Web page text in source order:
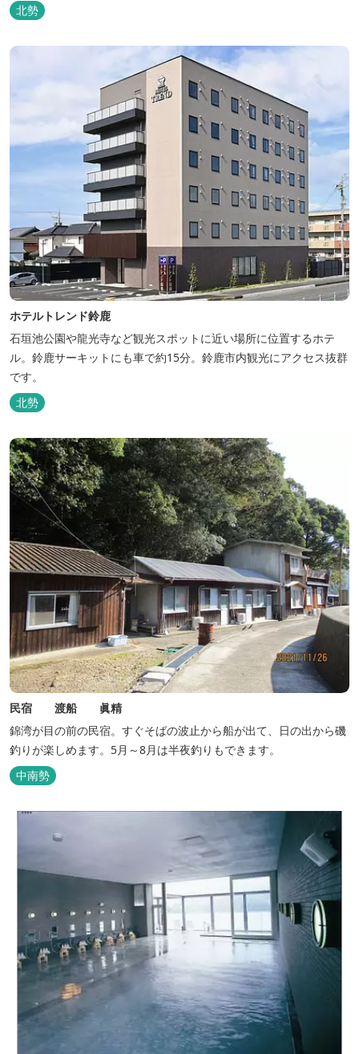
けます。
北勢
ホテルトレンド鈴鹿
石垣池公園や龍光寺など観光スポットに近い場所に位置するホテ
ル。鈴鹿サーキットにも車で約15分。鈴鹿市内観光にアクセス抜群
です。
北勢
民宿 渡船 眞精
錦湾が目の前の民宿。すぐそばの波止から船が出て、日の出から磯
釣りが楽しめます。5月～8月は半夜釣りもできます。
中南勢